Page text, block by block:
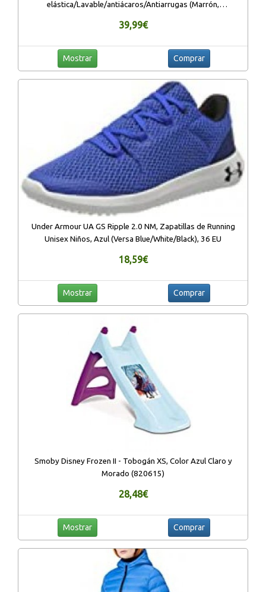
elástica/Lavable/antiácaros/Antiarrugas (Marrón,
39,99€
Mostrar Comprar
Under Armour UA GS Ripple 2.0 NM, Zapatillas de Running
Unisex Niños, Azul (Versa Blue/White/Black), 36 EU
18,59€
Mostrar Comprar
Smoby Disney Frozen II - Tobogán XS, Color Azul Claro y
Morado (820615)
28,48€
Mostrar Comprar